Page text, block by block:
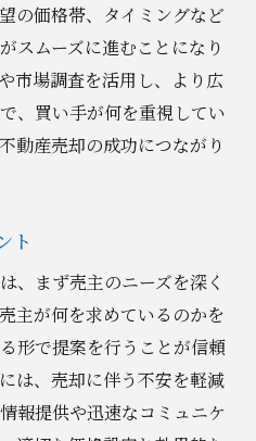
の価格帯、タイミングなど
スムーズに進むことになり
市場調査を活用し、より広
、買い手が何を重視してい
動産売却の成功につながり
ト
、まず売主のニーズを深く
主が何を求めているのかを
形で提案を行うことが信頼
は、売却に伴う不安を軽減
報提供や迅速なコミュニケ